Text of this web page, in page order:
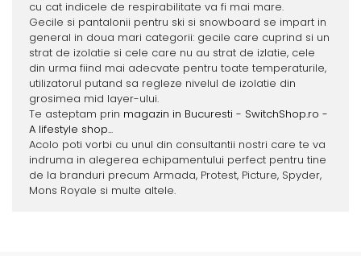
cu cat indicele de respirabilitate va fi mai mare.
Gecile si pantalonii pentru ski si snowboard se impart in
general in doua mari categorii: gecile care cuprind si un
strat de izolatie si cele care nu au strat de izlatie, cele
din urma fiind mai adecvate pentru toate temperaturile,
utilizatorul putand sa regleze nivelul de izolatie din
grosimea mid layer-ului.
Te asteptam prin magazin in Bucuresti - SwitchShop.ro -
A lifestyle shop...
Acolo poti vorbi cu unul din consultantii nostri care te va
indruma in alegerea echipamentului perfect pentru tine
de la branduri precum Armada, Protest, Picture, Spyder,
Mons Royale si multe altele.